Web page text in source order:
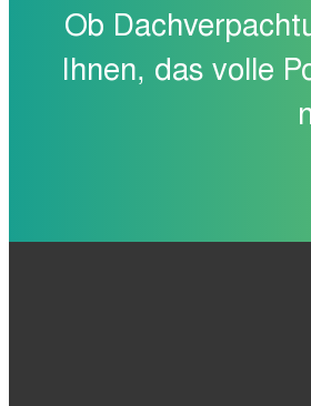
Ob
Ihnen, das volle